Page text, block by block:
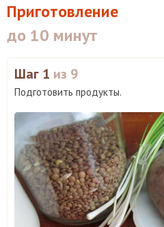
Приготовление
до 10 минут
Шаг 1 из 9
Подготовить продукты.